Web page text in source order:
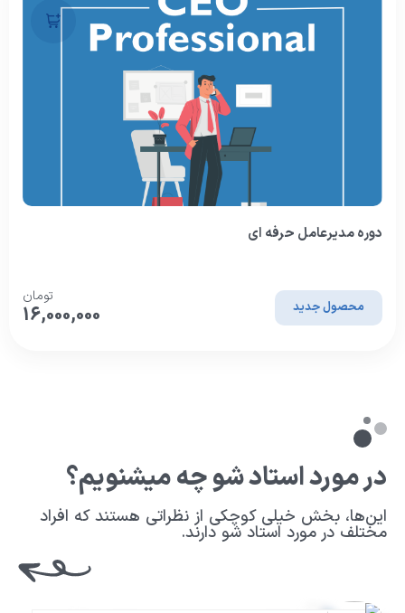
دوره مدیرعامل حرفه ای
محصول جدید
تومان
16,000,000
در مورد استاد شو چه میشنویم؟
این‌ها، بخش خیلی کوچکی از نظراتی هستند که افراد
مختلف در مورد استاد شو دارند.